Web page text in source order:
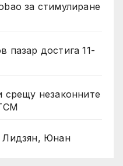
за стимулиране
пазар достига 11-
срещу незаконните
Лидзян, Юнан